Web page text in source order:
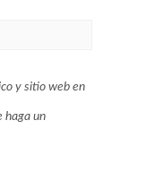
y sitio web en
haga un